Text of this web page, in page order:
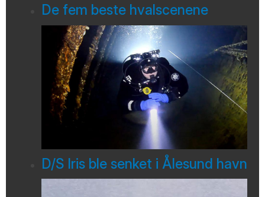
De fem beste hvalscenene
D/S Iris ble senket i Ålesund havn